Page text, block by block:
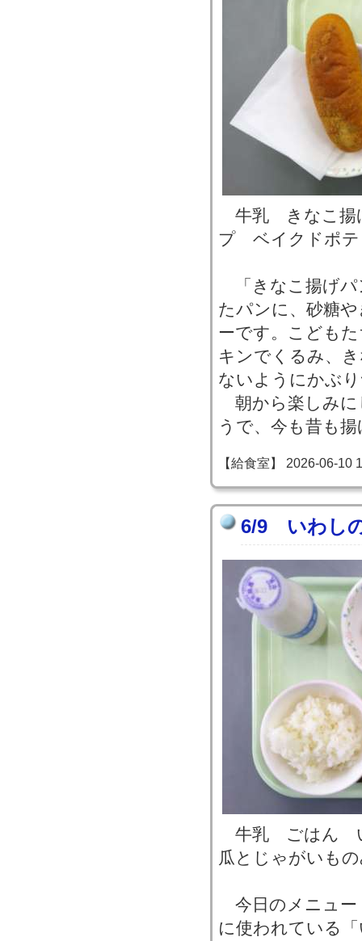
牛乳 きなこ揚
プ ベイクドポテ
「きなこ揚げパ
たパンに、砂糖
ーです。こども
キンでくるみ、
ないようにかぶ
朝から楽しみに
うで、今も昔も
【給食室】 2026-06-10
6/9 いわし
牛乳 ごはん
瓜とじゃがいも
今日のメニュー
に使われている